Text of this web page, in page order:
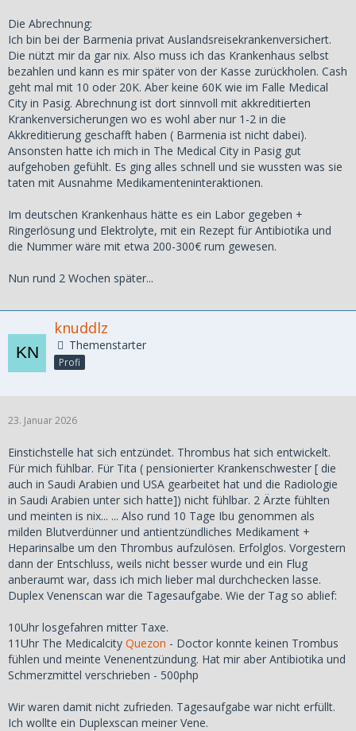
Die Abrechnung:
Ich bin bei der Barmenia privat Auslandsreisekrankenversichert.
Die nützt mir da gar nix. Also muss ich das Krankenhaus selbst
bezahlen und kann es mir später von der Kasse zurückholen. Cash
geht mal mit 10 oder 20K. Aber keine 60K wie im Falle Medical
City in Pasig. Abrechnung ist dort sinnvoll mit akkreditierten
Krankenversicherungen wo es wohl aber nur 1-2 in die
Akkreditierung geschafft haben ( Barmenia ist nicht dabei).
Ansonsten hatte ich mich in The Medical City in Pasig gut
aufgehoben gefühlt. Es ging alles schnell und sie wussten was sie
taten mit Ausnahme Medikamenteninteraktionen.
Im deutschen Krankenhaus hätte es ein Labor gegeben +
Ringerlösung und Elektrolyte, mit ein Rezept für Antibiotika und
die Nummer wäre mit etwa 200-300€ rum gewesen.
Nun rund 2 Wochen später...
knuddlz
Themenstarter
Profi
23. Januar 2026
Einstichstelle hat sich entzündet. Thrombus hat sich entwickelt.
Für mich fühlbar. Für Tita ( pensionierter Krankenschwester [ die
auch in Saudi Arabien und USA gearbeitet hat und die Radiologie
in Saudi Arabien unter sich hatte]) nicht fühlbar. 2 Ärzte fühlten
und meinten is nix... ... Also rund 10 Tage Ibu genommen als
milden Blutverdünner und antientzündliches Medikament +
Heparinsalbe um den Thrombus aufzulösen. Erfolglos. Vorgestern
dann der Entschluss, weils nicht besser wurde und ein Flug
anberaumt war, dass ich mich lieber mal durchchecken lasse.
Duplex Venenscan war die Tagesaufgabe. Wie der Tag so ablief:
10Uhr losgefahren mitter Taxe.
11Uhr The Medicalcity Quezon - Doctor konnte keinen Trombus
fühlen und meinte Venenentzündung. Hat mir aber Antibiotika und
Schmerzmittel verschrieben - 500php
Wir waren damit nicht zufrieden. Tagesaufgabe war nicht erfüllt.
Ich wollte ein Duplexscan meiner Vene.